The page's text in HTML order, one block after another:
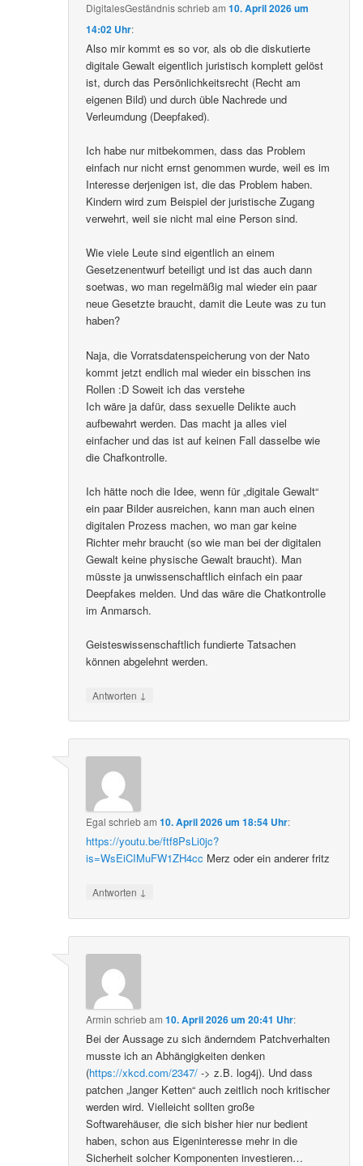
DigitalesGeständnisschriebam10. April 2026 um
14:02 Uhr:
Also mir kommt es so vor, als ob die diskutierte
digitale Gewalt eigentlich juristisch komplett gelöst
ist, durch das Persönlichkeitsrecht (Recht am
eigenen Bild) und durch üble Nachrede und
Verleumdung (Deepfaked).
Ich habe nur mitbekommen, dass das Problem
einfach nur nicht ernst genommen wurde, weil es im
Interesse derjenigen ist, die das Problem haben.
Kindern wird zum Beispiel der juristische Zugang
verwehrt, weil sie nicht mal eine Person sind.
Wie viele Leute sind eigentlich an einem
Gesetzenentwurf beteiligt und ist das auch dann
soetwas, wo man regelmäßig mal wieder ein paar
neue Gesetzte braucht, damit die Leute was zu tun
haben?
Naja, die Vorratsdatenspeicherung von der Nato
kommt jetzt endlich mal wieder ein bisschen ins
Rollen :D Soweit ich das verstehe
Ich wäre ja dafür, dass sexuelle Delikte auch
aufbewahrt werden. Das macht ja alles viel
einfacher und das ist auf keinen Fall dasselbe wie
die Chafkontrolle.
Ich hätte noch die Idee, wenn für „digitale Gewalt“
ein paar Bilder ausreichen, kann man auch einen
digitalen Prozess machen, wo man gar keine
Richter mehr braucht (so wie man bei der digitalen
Gewalt keine physische Gewalt braucht). Man
müsste ja unwissenschaftlich einfach ein paar
Deepfakes melden. Und das wäre die Chatkontrolle
im Anmarsch.
Geisteswissenschaftlich fundierte Tatsachen
können abgelehnt werden.
Antworten ↓
Egal schriebam10. April 2026 um 18:54 Uhr:
https://youtu.be/ftf8PsLi0jc?
is=WsEiCIMuFW1ZH4cc Merz oder ein anderer fritz
Antworten ↓
Armin schriebam10. April 2026 um 20:41 Uhr:
Bei der Aussage zu sich änderndem Patchverhalten
musste ich an Abhängigkeiten denken
(https://xkcd.com/2347/ -> z.B. log4j). Und dass
patchen „langer Ketten“ auch zeitlich noch kritischer
werden wird. Vielleicht sollten große
Softwarehäuser, die sich bisher hier nur bedient
haben, schon aus Eigeninteresse mehr in die
Sicherheit solcher Komponenten investieren…